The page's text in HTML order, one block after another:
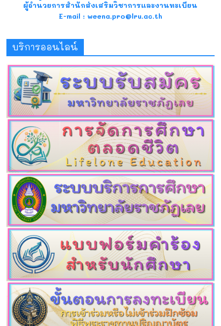
ผู้อำนวยการสำนักส่งเสริมวิชาการและงานทะเบียน
E-mail : weena.pro@lru.ac.th
บริการออนไลน์